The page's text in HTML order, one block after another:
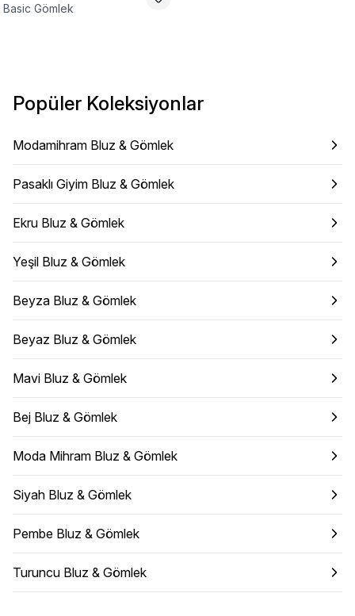
Basic Gömlek
Popüler Koleksiyonlar
Modamihram Bluz & Gömlek
Pasaklı Giyim Bluz & Gömlek
Ekru Bluz & Gömlek
Yeşil Bluz & Gömlek
Beyza Bluz & Gömlek
Beyaz Bluz & Gömlek
Mavi Bluz & Gömlek
Bej Bluz & Gömlek
Moda Mihram Bluz & Gömlek
Siyah Bluz & Gömlek
Pembe Bluz & Gömlek
Turuncu Bluz & Gömlek